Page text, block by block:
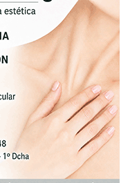
más de 1.500
irán
se desarrolla en
Universidad de
una vacuna que
en la
que nuestro
de destruirlas y
investigador